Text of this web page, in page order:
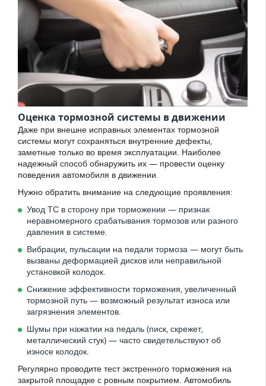
Оценка тормозной системы в движении
Даже при внешне исправных элементах тормозной
системы могут сохраняться внутренние дефекты,
заметные только во время эксплуатации. Наиболее
надежный способ обнаружить их — провести оценку
поведения автомобиля в движении.
Нужно обратить внимание на следующие проявления:
Увод ТС в сторону при торможении — признак
неравномерного срабатывания тормозов или разного
давления в системе.
Вибрации, пульсации на педали тормоза — могут быть
вызваны деформацией дисков или неправильной
установкой колодок.
Снижение эффективности торможения, увеличенный
тормозной путь — возможный результат износа или
загрязнения элементов.
Шумы при нажатии на педаль (писк, скрежет,
металлический стук) — часто свидетельствуют об
износе колодок.
Регулярно проводите тест экстренного торможения на
закрытой площадке с ровным покрытием. Автомобиль